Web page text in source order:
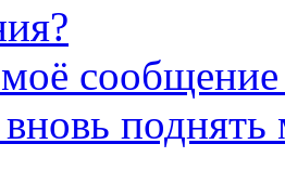
сообщение